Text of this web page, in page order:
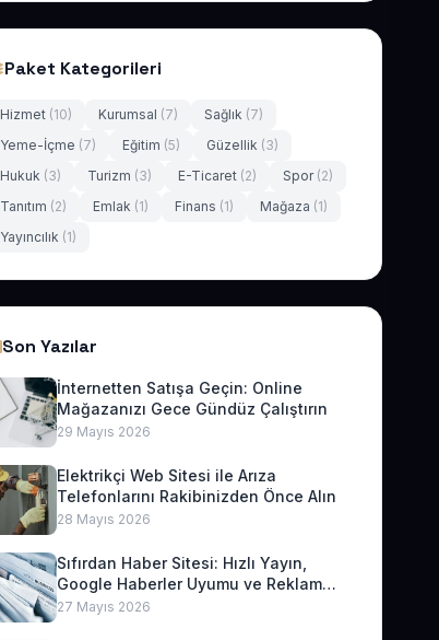
Paket Kategorileri
Hizmet (10) Kurumsal (7) Sağlık (7)
Yeme-İçme (7) Eğitim (5) Güzellik (3)
Hukuk (3) Turizm (3) E-Ticaret (2) Spor (2)
Tanıtım (2) Emlak (1) Finans (1) Mağaza (1)
Yayıncılık (1)
Son Yazılar
İnternetten Satışa Geçin: Online
Mağazanızı Gece Gündüz Çalıştırın
29 Mayıs 2026
Elektrikçi Web Sitesi ile Arıza
Telefonlarını Rakibinizden Önce Alın
28 Mayıs 2026
Sıfırdan Haber Sitesi: Hızlı Yayın,
Google Haberler Uyumu ve Reklam
Geliri
27 Mayıs 2026